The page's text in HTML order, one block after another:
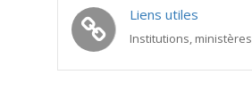
Liens utiles
Institutions,